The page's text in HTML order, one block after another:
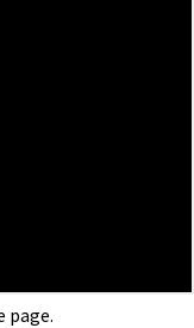
page.